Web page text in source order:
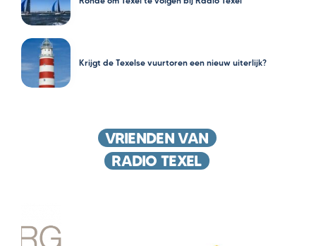
Krijgt de Texelse vuurtoren een nieuw uiterlijk?
VRIENDEN VAN
RADIO TEXEL